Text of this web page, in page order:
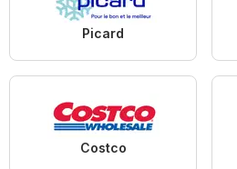
Picard
Costco